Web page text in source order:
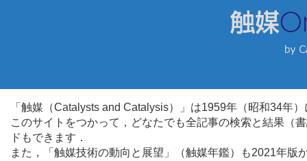
「触媒（Catalysts and Catalysis）」は1959年（昭和34年
このサイトをつかって，どなたでも全記事の検索と結果（
ドもできます．
また，「触媒技術の動向と展望」（触媒年鑑）も2021年